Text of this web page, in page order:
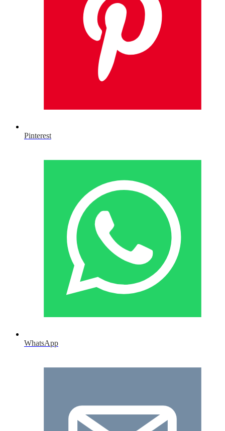
Pinterest
WhatsApp